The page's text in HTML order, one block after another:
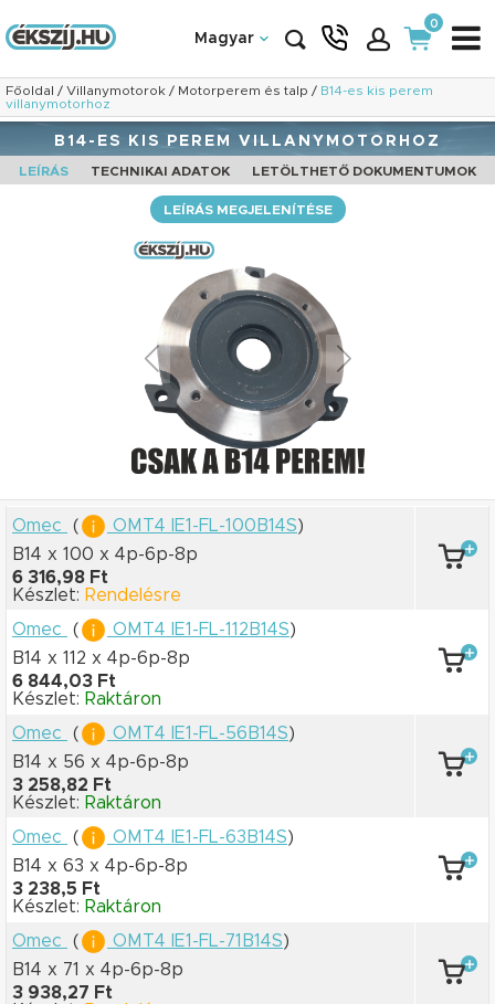
Magyar
0
Főoldal / Villanymotorok / Motorperem és talp / B14-es kis perem
villanymotorhoz
B14-ES KIS PEREM VILLANYMOTORHOZ
LEÍRÁS TECHNIKAI ADATOK LETÖLTHETŐ DOKUMENTUMOK
LEÍRÁS MEGJELENÍTÉSE
Omec ( OMT4 IE1-FL-100B14S)
B14 x 100 x 4p-6p-8p
6 316,98 Ft
Készlet: Rendelésre
Omec
( OMT4 IE1-FL-112B14S)
B14 x 112 x 4p-6p-8p
6 844,03 Ft
Készlet: Raktáron
Omec
( OMT4 IE1-FL-56B14S)
B14 x 56 x 4p-6p-8p
3 258,82 Ft
Készlet: Raktáron
Omec
( OMT4 IE1-FL-63B14S)
B14 x 63 x 4p-6p-8p
3 238,5 Ft
Készlet: Raktáron
Omec
( OMT4 IE1-FL-71B14S)
B14 x 71 x 4p-6p-8p
3 938,27 Ft